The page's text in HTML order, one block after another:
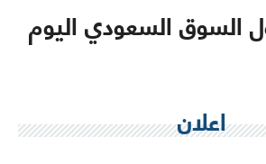
السوق السعودي اليوم
اعلان